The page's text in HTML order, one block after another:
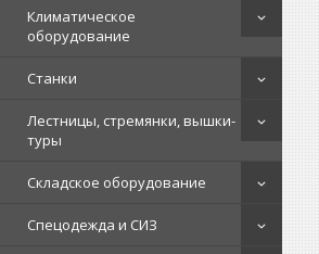
Климатическое
оборудование
Станки
Лестницы, стремянки, вышки-
туры
Складское оборудование
Спецодежда и СИЗ